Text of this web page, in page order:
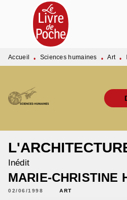
MENU RECHERCHE
PIED DE PAGE
Accueil • Sciences humaines • Art •
Inédit
MARIE-CHRISTINE
02/06/1998 ART